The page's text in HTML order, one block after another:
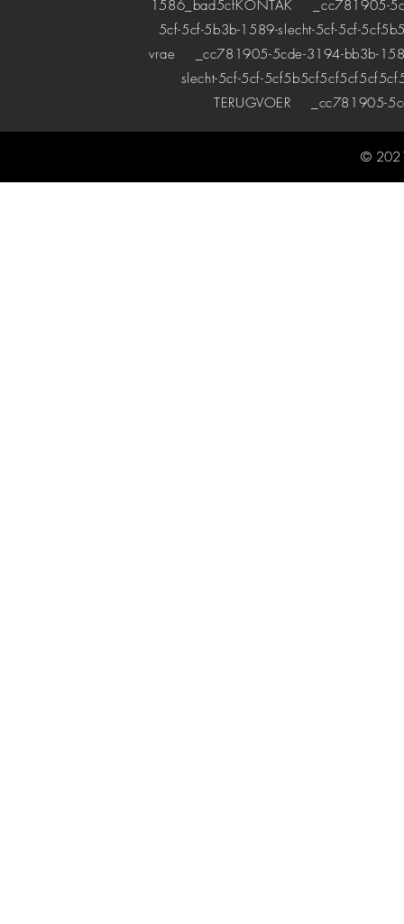
1586_bad5cfKONTAK _cc781905-
5cf-5cf-5b3b-1589-slecht-5cf-5cf-
vrae _cc781905-5cde-3194-bb3b-
slecht-5cf-5cf-
TERUGVOER _cc781905-
©